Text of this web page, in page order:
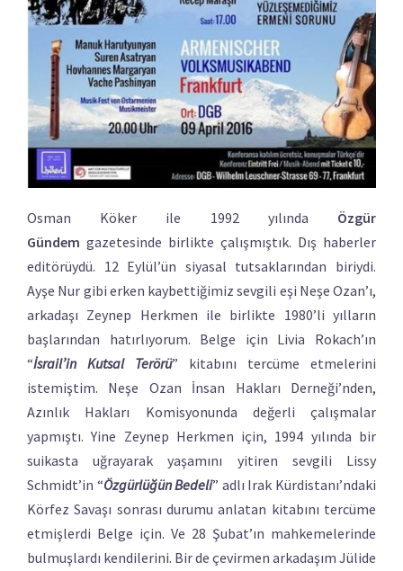
Osman Köker ile 1992 yılında Özgür
Gündem gazetesinde birlikte çalışmıştık. Dış haberler
editörüydü. 12 Eylül’ün siyasal tutsaklarından biriydi.
Ayşe Nur gibi erken kaybettiğimiz sevgili eşi Neşe Ozan’ı,
arkadaşı Zeynep Herkmen ile birlikte 1980’li yılların
başlarından hatırlıyorum. Belge için Livia Rokach’ın
“İsrail’in Kutsal Terörü” kitabını tercüme etmelerini
istemiştim. Neşe Ozan İnsan Hakları Derneği’nden,
Azınlık Hakları Komisyonunda değerli çalışmalar
yapmıştı. Yine Zeynep Herkmen için, 1994 yılında bir
suikasta uğrayarak yaşamını yitiren sevgili Lissy
Schmidt’in “Özgürlüğün Bedeli” adlı Irak Kürdistanı’ndaki
Körfez Savaşı sonrası durumu anlatan kitabını tercüme
etmişlerdi Belge için. Ve 28 Şubat’ın mahkemelerinde
bulmuşlardı kendilerini. Bir de çevirmen arkadaşım Jülide